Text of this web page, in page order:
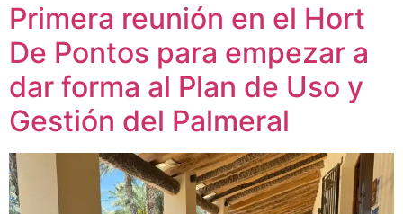
Primera reunión en el Hort
De Pontos para empezar a
dar forma al Plan de Uso y
Gestión del Palmeral